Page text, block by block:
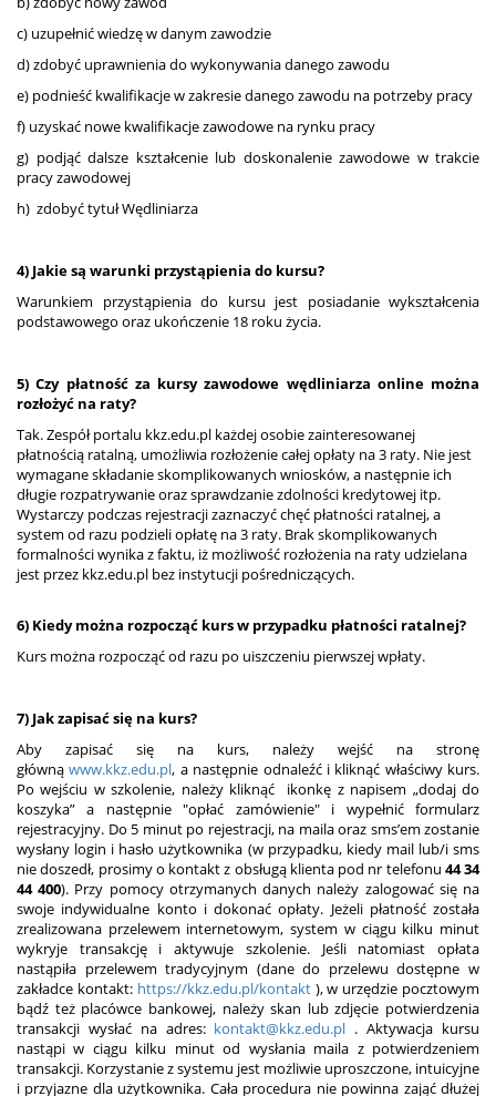
c) uzupełnić wiedzę w danym zawodzie
d) zdobyć uprawnienia do wykonywania danego zawodu
e) podnieść kwalifikacje w zakresie danego zawodu na potrzeby pracy
f) uzyskać nowe kwalifikacje zawodowe na rynku pracy
g) podjąć dalsze kształcenie lub doskonalenie zawodowe w trakcie
pracy zawodowej
h) zdobyć tytuł Wędliniarza
4) Jakie są warunki przystąpienia do kursu?
Warunkiem przystąpienia do kursu jest posiadanie wykształcenia
podstawowego oraz ukończenie 18 roku życia.
5) Czy płatność za kursy zawodowe wędliniarza online można
rozłożyć na raty?
Tak. Zespół portalu kkz.edu.pl każdej osobie zainteresowanej
płatnością ratalną, umożliwia rozłożenie całej opłaty na 3 raty. Nie jest
wymagane składanie skomplikowanych wniosków, a następnie ich
długie rozpatrywanie oraz sprawdzanie zdolności kredytowej itp.
Wystarczy podczas rejestracji zaznaczyć chęć płatności ratalnej, a
system od razu podzieli opłatę na 3 raty. Brak skomplikowanych
formalności wynika z faktu, iż możliwość rozłożenia na raty udzielana
jest przez kkz.edu.pl bez instytucji pośredniczących.
6) Kiedy można rozpocząć kurs w przypadku płatności ratalnej?
Kurs można rozpocząć od razu po uiszczeniu pierwszej wpłaty.
7) Jak zapisać się na kurs?
Aby zapisać się na kurs, należy wejść na stronę
głównąwww.kkz.edu.pl, a następnie odnaleźć i kliknąć właściwy kurs.
Po wejściu w szkolenie, należy kliknąć ikonkę z napisem „dodaj do
koszyka” a następnie "opłać zamówienie" i wypełnić formularz
rejestracyjny. Do 5 minut po rejestracji, na maila oraz sms’em zostanie
wysłany login i hasło użytkownika (w przypadku, kiedy mail lub/i sms
nie doszedł, prosimy o kontakt z obsługą klienta pod nr telefonu 44 34
44 400). Przy pomocy otrzymanych danych należy zalogować się na
swoje indywidualne konto i dokonać opłaty. Jeżeli płatność została
zrealizowana przelewem internetowym, system w ciągu kilku minut
wykryje transakcję i aktywuje szkolenie. Jeśli natomiast opłata
nastąpiła przelewem tradycyjnym (dane do przelewu dostępne w
zakładce kontakt: https://kkz.edu.pl/kontakt), w urzędzie pocztowym
bądź też placówce bankowej, należy skan lub zdjęcie potwierdzenia
transakcji wysłać na adres: kontakt@kkz.edu.pl . Aktywacja kursu
nastąpi w ciągu kilku minut od wysłania maila z potwierdzeniem
transakcji. Korzystanie z systemu jest możliwie uproszczone, intuicyjne
i przyjazne dla użytkownika. Cała procedura nie powinna zająć dłużej